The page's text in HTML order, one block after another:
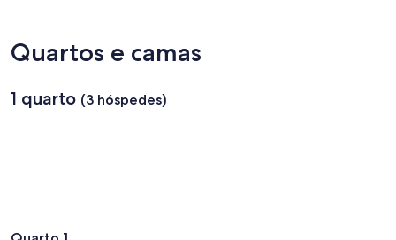
Quartos e camas
1 quarto (3 hóspedes)